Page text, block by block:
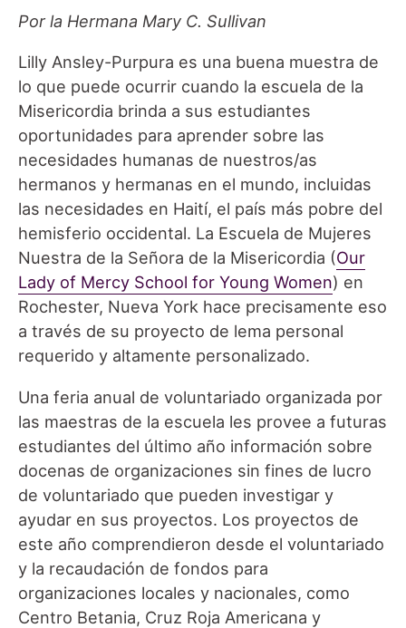
Por la Hermana Mary C. Sullivan
Lilly Ansley-Purpura es una buena muestra de
lo que puede ocurrir cuando la escuela de la
Misericordia brinda a sus estudiantes
oportunidades para aprender sobre las
necesidades humanas de nuestros/as
hermanos y hermanas en el mundo, incluidas
las necesidades en Haití, el país más pobre del
hemisferio occidental. La Escuela de Mujeres
Nuestra de la Señora de la Misericordia (Our
Lady of Mercy School for Young Women) en
Rochester, Nueva York hace precisamente eso
a través de su proyecto de lema personal
requerido y altamente personalizado.
Una feria anual de voluntariado organizada por
las maestras de la escuela les provee a futuras
estudiantes del último año información sobre
docenas de organizaciones sin fines de lucro
de voluntariado que pueden investigar y
ayudar en sus proyectos. Los proyectos de
este año comprendieron desde el voluntariado
y la recaudación de fondos para
organizaciones locales y nacionales, como
Centro Betania, Cruz Roja Americana y